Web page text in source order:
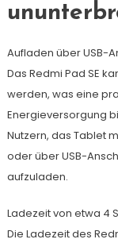
Aufladen über USB-
Das Redmi Pad SE
werden, was eine
Energieversorgung
Nutzern, das Tablet
oder über USB-
aufzuladen.
Ladezeit von etwa 4
Die Ladezeit des